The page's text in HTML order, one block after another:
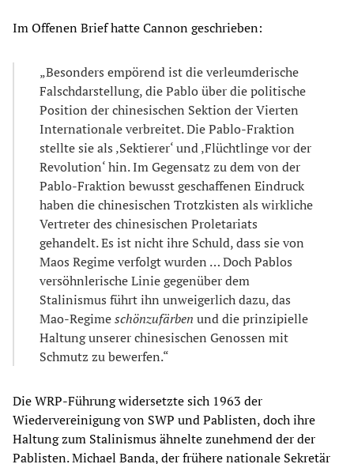
Im Offenen Brief hatte Cannon geschrieben:
„Besonders empörend ist die verleumderische
Falschdarstellung, die Pablo über die politische
Position der chinesischen Sektion der Vierten
Internationale verbreitet. Die Pablo-Fraktion
stellte sie als ‚Sektierer‘ und ‚Flüchtlinge vor der
Revolution‘ hin. Im Gegensatz zu dem von der
Pablo-Fraktion bewusst geschaffenen Eindruck
haben die chinesischen Trotzkisten als wirkliche
Vertreter des chinesischen Proletariats
gehandelt. Es ist nicht ihre Schuld, dass sie von
Maos Regime verfolgt wurden … Doch Pablos
versöhnlerische Linie gegenüber dem
Stalinismus führt ihn unweigerlich dazu, das
Mao-Regimeschönzufärben und die prinzipielle
Haltung unserer chinesischen Genossen mit
Schmutz zu bewerfen.“
Die WRP-Führung widersetzte sich 1963 der
Wiedervereinigung von SWP und Pablisten, doch ihre
Haltung zum Stalinismus ähnelte zunehmend der der
Pablisten. Michael Banda, der frühere nationale Sekretär